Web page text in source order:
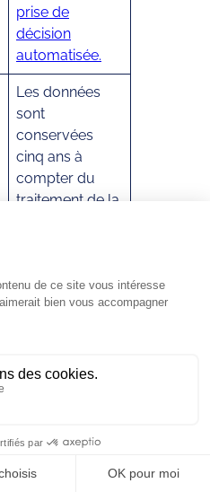
prise de
décision
automatisée.
Les données
sont
conservées
cinq ans à
compter du
traitement de la
sécurité sont
mises en
à la politique de
(PSSI) du
Syndicat.